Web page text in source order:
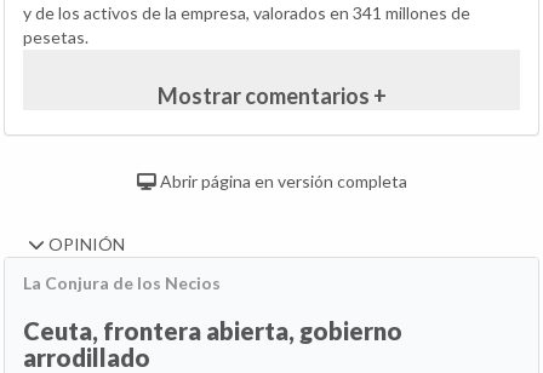
y de los activos de la empresa, valorados en 341 millones de
pesetas.
Mostrar comentarios +
Abrir página en versión completa
OPINIÓN
La Conjura de los Necios
Ceuta, frontera abierta, gobierno
arrodillado